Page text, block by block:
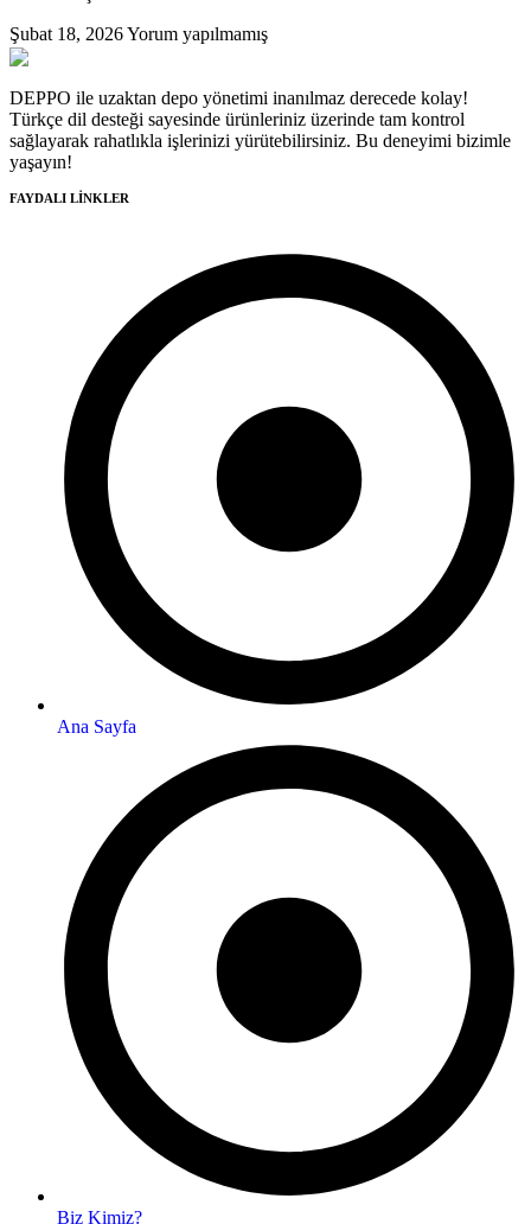
Şubat 18, 2026Yorum yapılmamış
DEPPO ile uzaktan depo yönetimi inanılmaz derecede kolay!
Türkçe dil desteği sayesinde ürünleriniz üzerinde tam kontrol
sağlayarak rahatlıkla işlerinizi yürütebilirsiniz. Bu deneyimi bizimle
yaşayın!
FAYDALI LİNKLER
Ana Sayfa
Biz Kimiz?